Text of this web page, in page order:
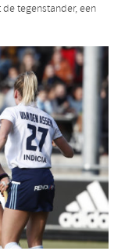
tegenstander, een